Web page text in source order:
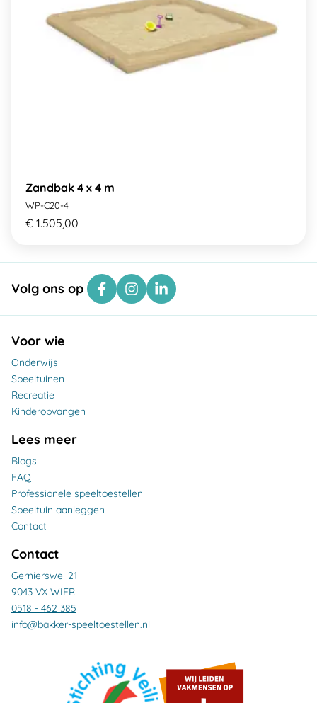
Zandbak 4 x 4 m
WP-C20-4
€ 1.505,00
Volg ons op
Voor wie
Onderwijs
Speeltuinen
Recreatie
Kinderopvangen
Lees meer
Blogs
FAQ
Professionele speeltoestellen
Speeltuin aanleggen
Contact
Contact
Gernierswei 21
9043 VX WIER
0518 - 462 385
info@bakker-speeltoestellen.nl